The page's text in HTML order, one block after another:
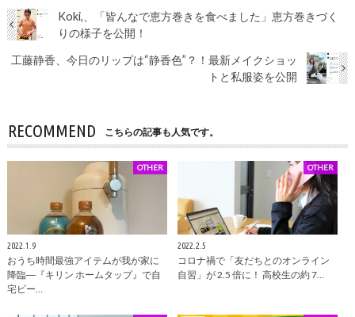
Koki,、「皆んなで恵方巻きを食べました」恵方巻きづく
りの様子を公開！
工藤静香、今日のリップは“静香色”？！最新メイクショッ
トと私服姿を公開
RECOMMEND こちらの記事も人気です。
OTHER
2022.1.9
おうち時間最強アイテムが我が家に
降臨―『キリン ホームタップ』で自
宅ビー…
OTHER
2022.2.5
コロナ禍で「友だちとのオンライン
自習」が 2.5 倍に！ 高校生の約 7…